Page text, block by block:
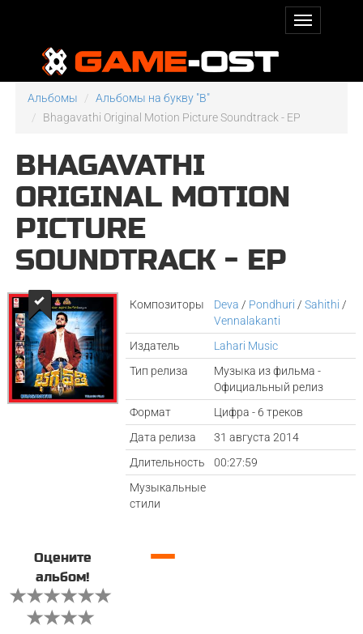
Альбомы
Альбомы на букву "B"
Bhagavathi Original Motion Picture Soundtrack - EP
BHAGAVATHI
ORIGINAL MOTION
PICTURE
SOUNDTRACK - EP
Композиторы Deva / Pondhuri /Sahithi /
Vennalakanti
Издатель
Lahari Music
Тип релиза
Музыка из фильма -
Официальный релиз
Формат
Цифра - 6 треков
Дата релиза
31 августа 2014
Длительность
00:27:59
Музыкальные
стили
Оцените
альбом!
—